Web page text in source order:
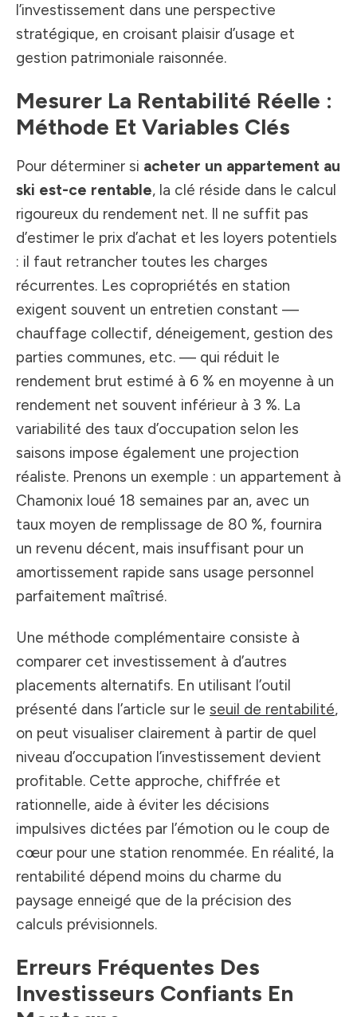
l’investissement dans une perspective
stratégique, en croisant plaisir d’usage et
gestion patrimoniale raisonnée.
Mesurer La Rentabilité Réelle :
Méthode Et Variables Clés
Pour déterminer si acheter un appartement au
ski est-ce rentable, la clé réside dans le calcul
rigoureux du rendement net. Il ne suffit pas
d’estimer le prix d’achat et les loyers potentiels
: il faut retrancher toutes les charges
récurrentes. Les copropriétés en station
exigent souvent un entretien constant —
chauffage collectif, déneigement, gestion des
parties communes, etc. — qui réduit le
rendement brut estimé à 6 % en moyenne à un
rendement net souvent inférieur à 3 %. La
variabilité des taux d’occupation selon les
saisons impose également une projection
réaliste. Prenons un exemple : un appartement à
Chamonix loué 18 semaines par an, avec un
taux moyen de remplissage de 80 %, fournira
un revenu décent, mais insuffisant pour un
amortissement rapide sans usage personnel
parfaitement maîtrisé.
Une méthode complémentaire consiste à
comparer cet investissement à d’autres
placements alternatifs. En utilisant l’outil
présenté dans l’article sur le seuil de rentabilité,
on peut visualiser clairement à partir de quel
niveau d’occupation l’investissement devient
profitable. Cette approche, chiffrée et
rationnelle, aide à éviter les décisions
impulsives dictées par l’émotion ou le coup de
cœur pour une station renommée. En réalité, la
rentabilité dépend moins du charme du
paysage enneigé que de la précision des
calculs prévisionnels.
Erreurs Fréquentes Des
Investisseurs Confiants En